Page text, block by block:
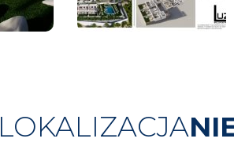
LOKALIZACJA